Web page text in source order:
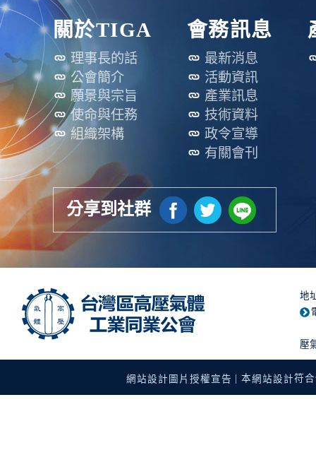
關於TIGA
理事長的話
公會簡介
願景與宗旨
使命與任務
組織架構
會務訊息
最新消息
活動資訊
產業訊息
技術資料
政令宣導
有關會刊
分享到社群
地
壓
網站設計圖片授權宣告 | 本網站設計符